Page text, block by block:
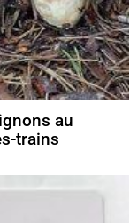
au
trains